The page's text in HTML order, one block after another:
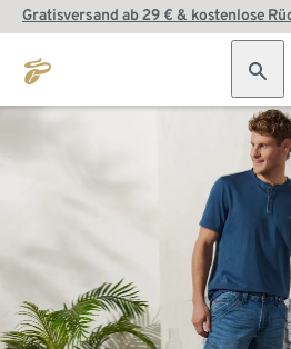
Gratisversand ab 29 € & kostenlose